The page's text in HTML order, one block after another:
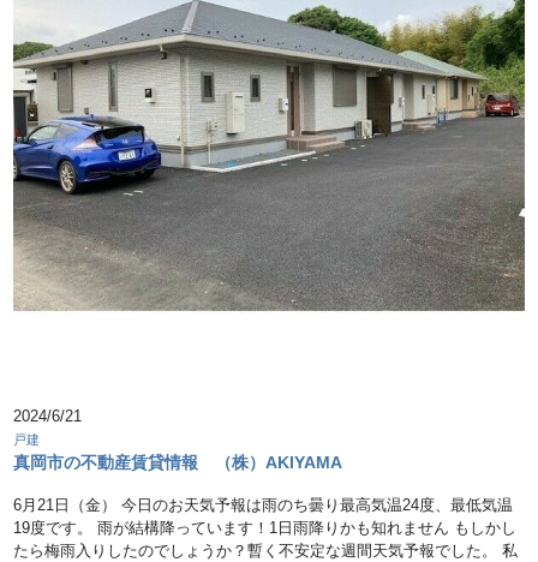
2024/6/21
戸建
真岡市の不動産賃貸情報 （株）AKIYAMA
6月21日（金） 今日のお天気予報は雨のち曇り最高気温24度、最低気温
19度です。 雨が結構降っています！1日雨降りかも知れません もしかし
たら梅雨入りしたのでしょうか？暫く不安定な週間天気予報でした。 私